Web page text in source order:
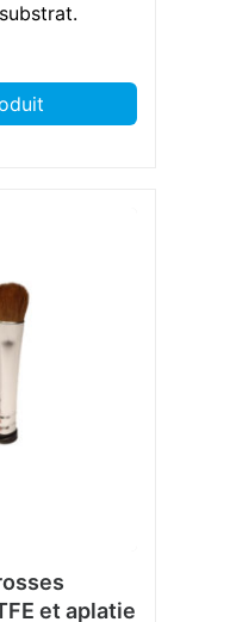
et aplatie